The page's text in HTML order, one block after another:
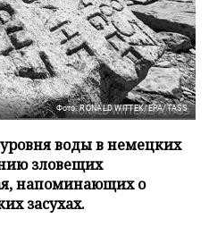
Фото: RONALD WITTEK/EPA/TASS
воды в немецких
зловещих
напоминающих о
засухах.